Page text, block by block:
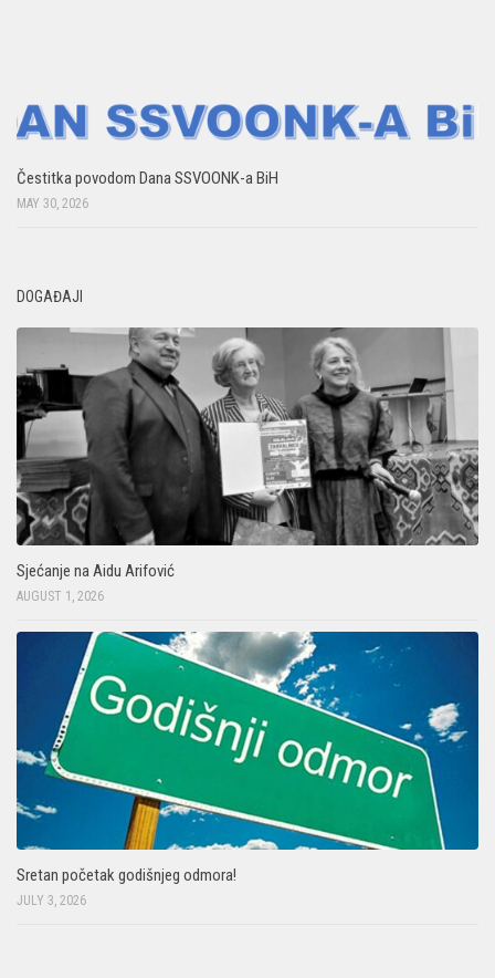
Čestitka povodom Dana SSVOONK-a BiH
MAY 30, 2026
DOGAĐAJI
Sjećanje na Aidu Arifović
AUGUST 1, 2026
Sretan početak godišnjeg odmora!
JULY 3, 2026